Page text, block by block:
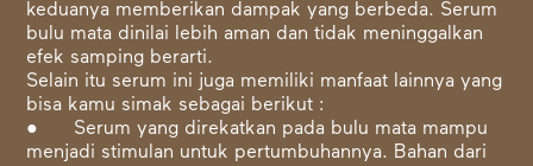
keduanya memberikan dampak yang berbeda. Serum
bulu mata dinilai lebih aman dan tidak meninggalkan
efek samping berarti.
Selain itu serum ini juga memiliki manfaat lainnya yang
bisa kamu simak sebagai berikut :
● Serum yang direkatkan pada bulu mata mampu
menjadi stimulan untuk pertumbuhannya. Bahan dari